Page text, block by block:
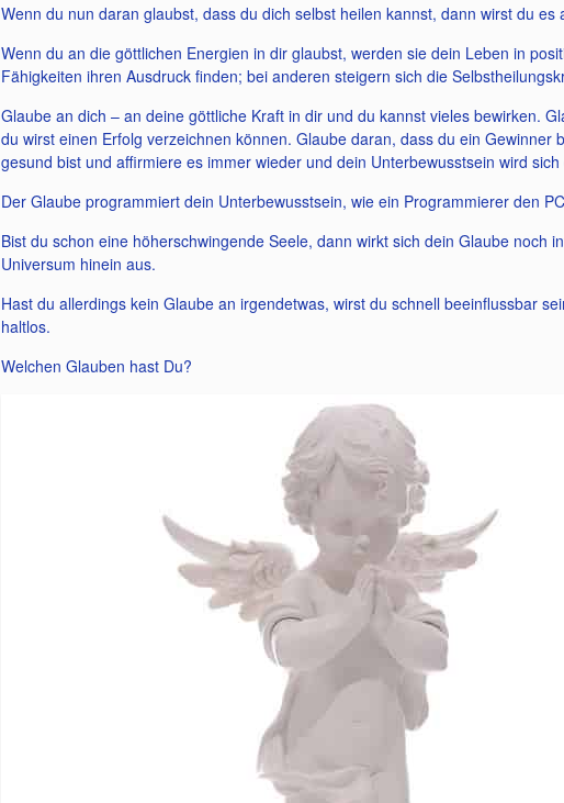
Wenn du nun daran glaubst, dass du dich selbst heilen kannst, dann wirst du es
Wenn du an die göttlichen Energien in dir glaubst, werden sie dein Leben in
Fähigkeiten ihren Ausdruck finden; bei anderen steigern sich die
Glaube an dich – an deine göttliche Kraft in dir und du kannst vieles bewirken.
du wirst einen Erfolg verzeichnen können. Glaube daran, dass du ein
gesund bist und affirmiere es immer wieder und dein Unterbewusstsein wird
Der Glaube programmiert dein Unterbewusstsein, wie ein Programmierer den
Bist du schon eine höherschwingende Seele, dann wirkt sich dein Glaube noch
Universum hinein aus.
Hast du allerdings kein Glaube an irgendetwas, wirst du schnell beeinflussbar
haltlos.
Welchen Glauben hast Du?